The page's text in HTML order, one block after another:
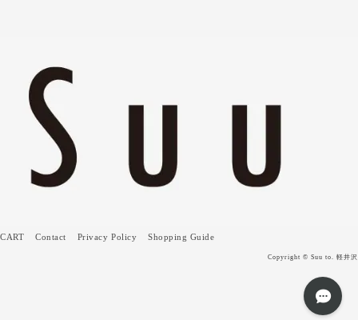
CART Contact Privacy Policy Shopping Guide
Copyright © Suu to. 軽井沢